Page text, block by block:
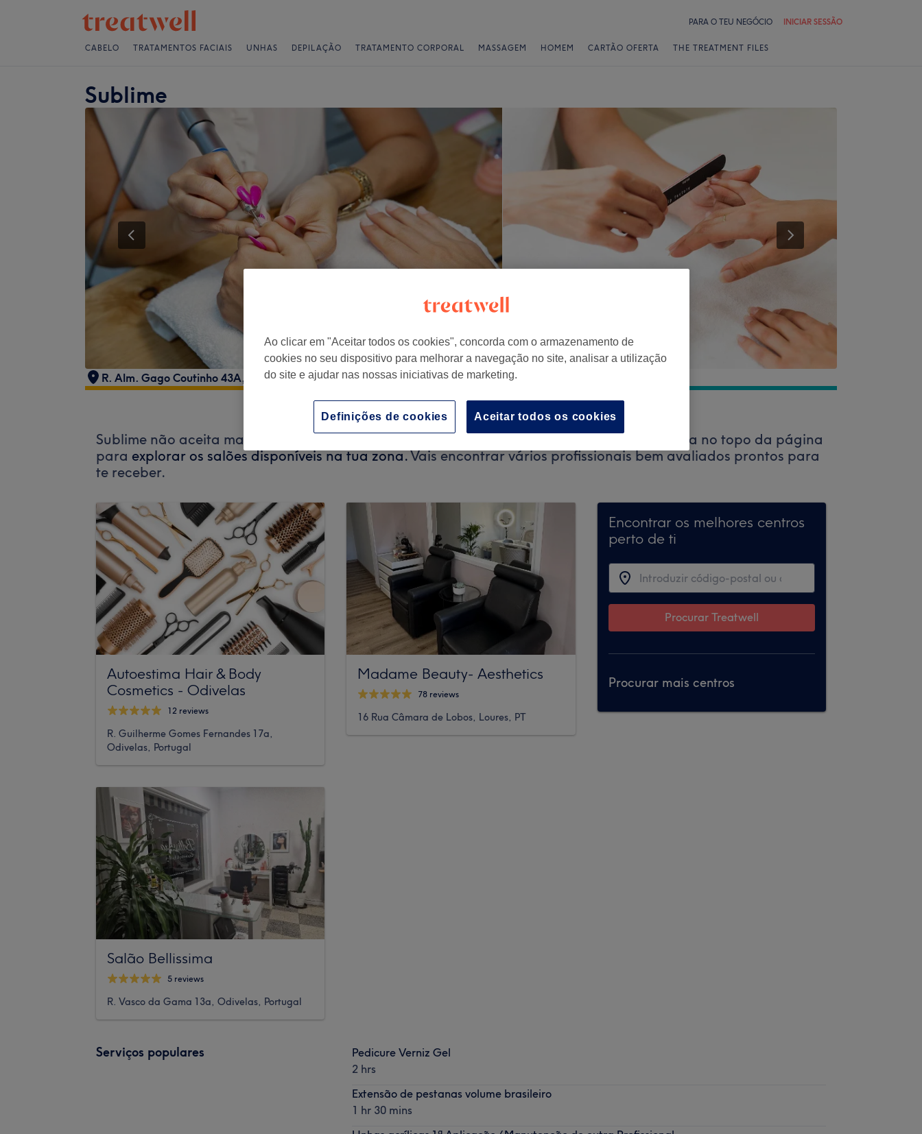
PARA O TEU NEGÓCIO INICIAR SESSÃO
CABELO TRATAMENTOS FACIAIS UNHAS DEPILAÇÃO TRATAMENTO CORPORAL MASSAGEM HOMEM CARTÃO OFERTA THE TREATMENT FILES
Sublime
R. Alm. Gago Coutinho 43A, Póvoa de Santo Adrião, Portugal
Sublime não aceita marcações através da Treatwell no momento. Utiliza a barra de pesquisa no topo da página
para explorar os salões disponíveis na tua zona.Vais encontrar vários profissionais bem avaliados prontos para
te receber.
Autoestima Hair & Body
Cosmetics - Odivelas
12 reviews
R. Guilherme Gomes Fernandes 17a,
Odivelas, Portugal
Salão Bellissima
5 reviews
R. Vasco da Gama 13a, Odivelas, Portugal
Madame Beauty- Aesthetics
78 reviews
16 Rua Câmara de Lobos, Loures, PT
Encontrar os melhores centros
perto de ti
Procurar Treatwell
Procurar mais centros
Serviços populares
Pedicure Verniz Gel
2 hrs
Extensão de pestanas volume brasileiro
1 hr 30 mins
Ao clicar em "Aceitar todos os cookies", concorda com o armazenamento de
cookies no seu dispositivo para melhorar a navegação no site, analisar a utilização
do site e ajudar nas nossas iniciativas de marketing.
Aceitar todos os cookies
Definições de cookies